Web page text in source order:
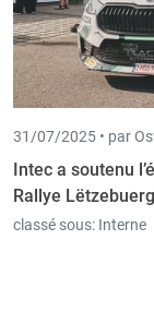
31/07/2025 • par
Intec a soutenu
Rallye
classé sous: Interne